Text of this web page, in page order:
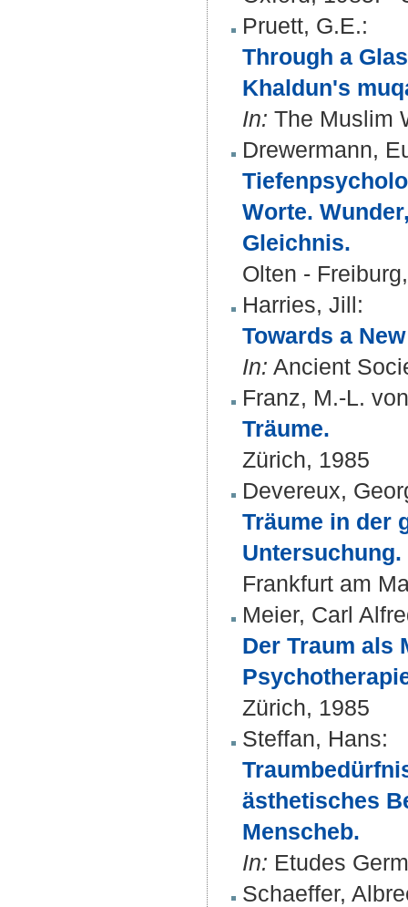
Pruett, G.E.:
Through a
Khaldun's
In: The Muslim
Drewermann,
Worte.
Gleichnis.
Olten -
Harries, Jill:
Towards a
In: Ancient
Franz, M.-L. von
Träume.
Zürich, 1985
Devereux,
Träume in der
Untersuchung.
Frankfurt am
Meier, Carl
Der Traum als
Zürich, 1985
Steffan, Hans:
ästhetisches
Menscheb.
In: Etudes
Schaeffer,